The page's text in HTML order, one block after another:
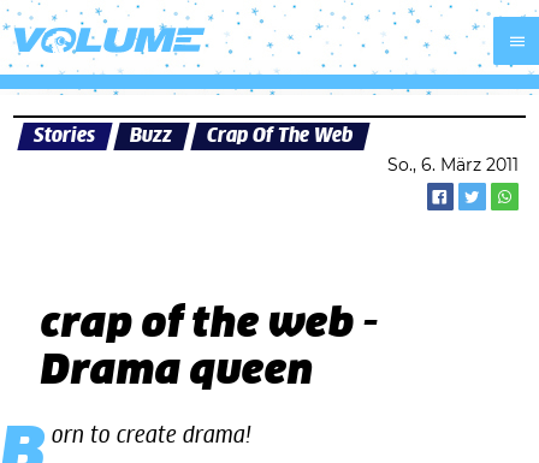
Stories Buzz Crap Of The Web
So., 6. März 2011
crap of the web -
Drama queen
Born to create drama!